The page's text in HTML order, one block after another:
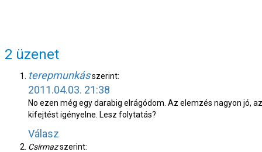
2 üzenet
terepmunkásszerint:
2011.04.03. 21:38
No ezen még egy darabig elrágódom. Az elemzés nagyon jó,
kifejtést igényelne. Lesz folytatás?
Válasz
Csirmazszerint: